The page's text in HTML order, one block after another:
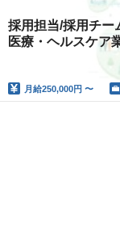
採用担当/採用チー
医療・ヘルスケア
月給250,000円 〜